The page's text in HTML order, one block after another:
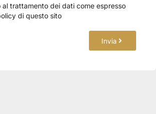
al trattamento dei dati come espresso
di questo sito
Invia